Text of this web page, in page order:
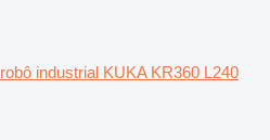
robô industrial KUKA KR360 L240